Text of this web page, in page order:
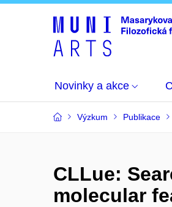
Novinky a akce
Výzkum Publikace
CLLue:
molecular